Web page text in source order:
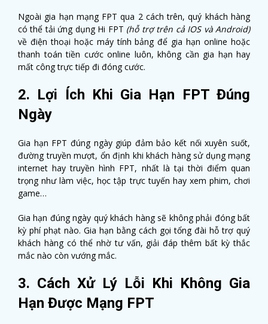
Ngoài gia hạn mạng FPT qua 2 cách trên, quý khách hàng
có thể tải ứng dụng Hi FPT (hỗ trợ trên cả IOS và Android)
về điện thoại hoặc máy tính bảng để gia hạn online hoặc
thanh toán tiền cước online luôn, không cần gia hạn hay
mất công trực tiếp đi đóng cước.
2. Lợi Ích Khi Gia Hạn FPT Đúng
Ngày
Gia hạn FPT đúng ngày giúp đảm bảo kết nối xuyên suốt,
đường truyền mượt, ổn định khi khách hàng sử dụng mạng
internet hay truyền hình FPT, nhất là tại thời điểm quan
trọng như làm việc, học tập trực tuyến hay xem phim, chơi
game…
Gia hạn đúng ngày quý khách hàng sẽ không phải đóng bất
kỳ phí phạt nào. Gia hạn bằng cách gọi tổng đài hỗ trợ quý
khách hàng có thể nhờ tư vấn, giải đáp thêm bất kỳ thắc
mắc nào còn vướng mắc.
3. Cách Xử Lý Lỗi Khi Không Gia
Hạn Được Mạng FPT